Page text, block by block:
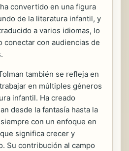
convertido en una figura
de la literatura infantil, y
a varios idiomas, lo
conectar con audiencias de
también se refleja en
en múltiples géneros
infantil. Ha creado
desde la fantasía hasta la
con un enfoque en
significa crecer y
Su contribución al campo